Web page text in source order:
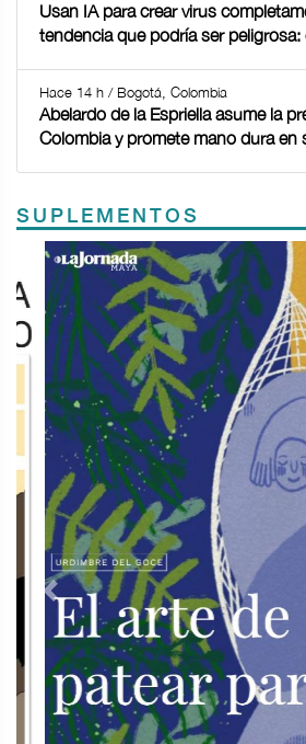
Usan IA para crear virus
tendencia que podría ser peligrosa:
Hace 14 h / Bogotá, Colombia
Abelardo de la Espriella asume la
Colombia y promete mano dura en
SUPLEMENTOS
Previous